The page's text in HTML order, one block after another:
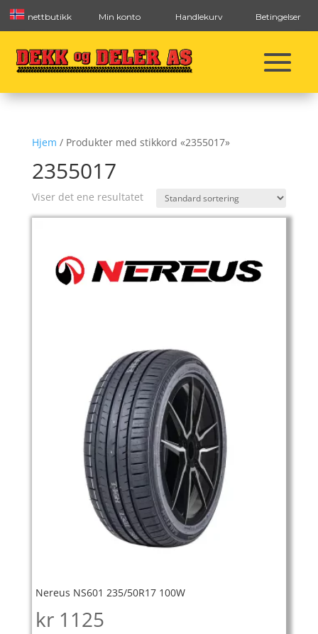
nettbutikk Min konto Handlekurv Betingelser
Hjem / Produkter med stikkord «2355017»
2355017
Viser det ene resultatet
Nereus NS601 235/50R17 100W
kr 1125